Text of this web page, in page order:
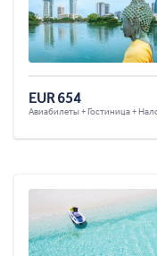
EUR 654
Авиабилеты + Гостиница +